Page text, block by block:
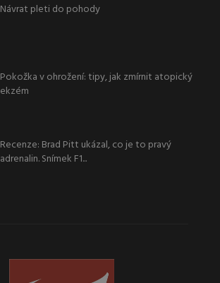
Návrat pleti do pohody
Pokožka v ohrožení: tipy, jak zmírnit atopický
ekzém
Recenze: Brad Pitt ukázal, co je to pravý
adrenalin. Snímek F1...